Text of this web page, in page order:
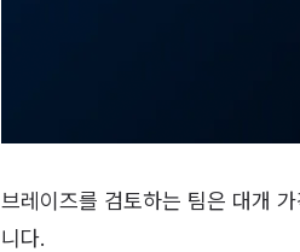
브레이즈를 검토하는 팀은 대개
니다.